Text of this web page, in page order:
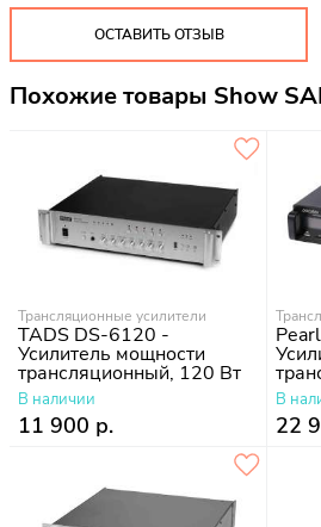
ОСТАВИТЬ ОТЗЫВ
Похожие товары Show
Трансляционные усилители
TADS DS-6120 -
Усилитель мощности
трансляционный, 120 Вт
В наличии
11 900 р.
В
22